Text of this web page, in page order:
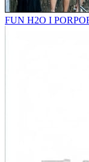
FUN H2O I